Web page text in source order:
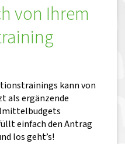
von Ihrem
kann von
als ergänzende
einfach den Antrag
los geht’s!